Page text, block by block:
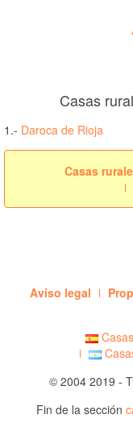
Casas
1.- Daroca de Rioja
Casas
Aviso legal
© 2004 2019 -
Fin de la sección